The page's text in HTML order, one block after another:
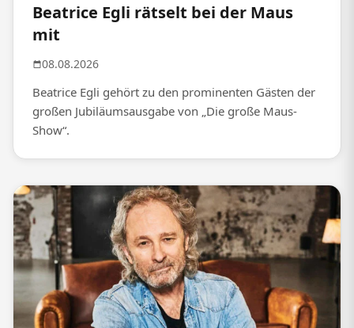
Beatrice Egli rätselt bei der Maus
mit
08.08.2026
Beatrice Egli gehört zu den prominenten Gästen der
großen Jubiläumsausgabe von „Die große Maus-
Show“.